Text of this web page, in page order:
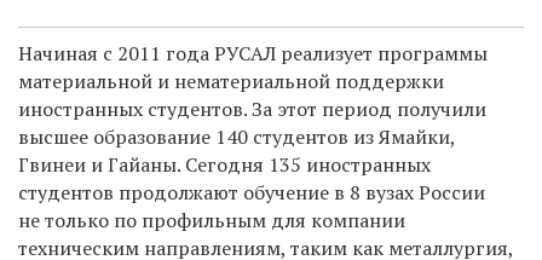
Начиная с 2011 года РУСАЛ реализует программы
материальной и нематериальной поддержки
иностранных студентов. За этот период получили
высшее образование 140 студентов из Ямайки,
Гвинеи и Гайаны. Сегодня 135 иностранных
студентов продолжают обучение в 8 вузах России
не только по профильным для компании
техническим направлениям, таким как металлургия,